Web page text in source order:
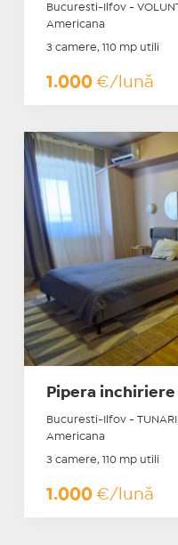
Bucuresti-Ilfov -
Americana
3 camere, 110 mp utili
1.000 €/lună
Pipera
Bucuresti-Ilfov -
Americana
3 camere, 110 mp utili
1.000 €/lună